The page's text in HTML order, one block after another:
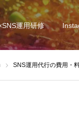
運用研修
SNS運用代行の費用・